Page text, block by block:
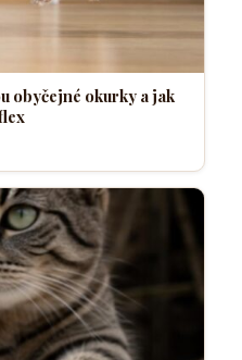
obyčejné okurky a jak